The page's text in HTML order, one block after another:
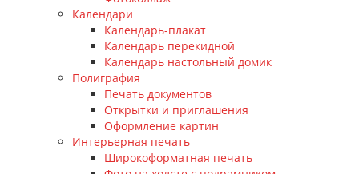
Календари
Календарь-плакат
Календарь перекидной
Календарь настольный домик
Полиграфия
Печать документов
Открытки и приглашения
Оформление картин
Интерьерная печать
Широкоформатная печать